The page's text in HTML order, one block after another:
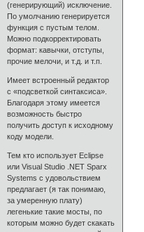
(генерирующий) исключение.
По умолчанию генерируется
функция с пустым телом.
Можно подкорректировать
формат: кавычки, отступы,
прочие мелочи, и т.д. и т.п.
Имеет встроенный редактор
с «подсветкой синтаксиса».
Благодаря этому имеется
возможность быстро
получить доступ к исходному
коду модели.
Тем кто использует Eclipse
или Visual Studio .NET Sparx
Systems с удовольствием
предлагает (я так понимаю,
за умеренную плату)
легенькие такие мосты, по
которым можно будет скакать